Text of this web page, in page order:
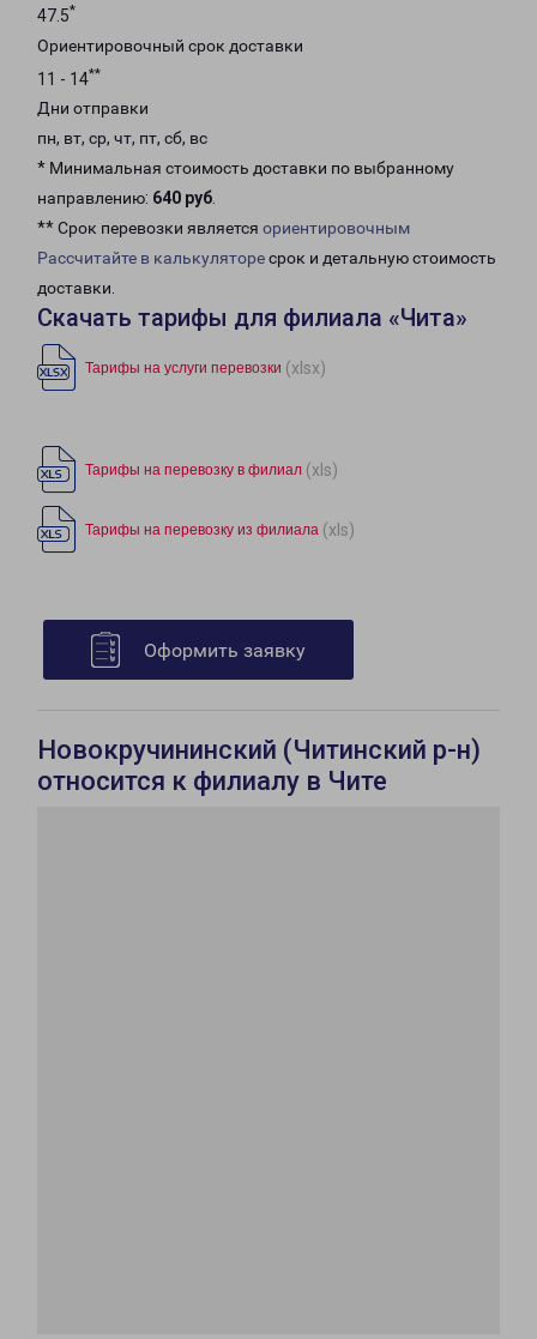
47.5*
Ориентировочный срок доставки
11 - 14**
Дни отправки
пн, вт, ср, чт, пт, сб, вс
* Минимальная стоимость доставки по выбранному
направлению: 640 руб.
** Срок перевозки является ориентировочным
Рассчитайте в калькуляторесрок и детальную стоимость
доставки.
Скачать тарифы для филиала «Чита»
Тарифы на услуги перевозки (xlsx)
Тарифы на перевозку в филиал (xls)
Тарифы на перевозку из филиала (xls)
Оформить заявку
Новокручининский (Читинский р-н)
относится к филиалу в Чите